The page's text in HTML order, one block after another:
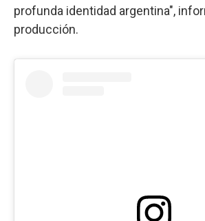
profunda identidad argentina",
producción.